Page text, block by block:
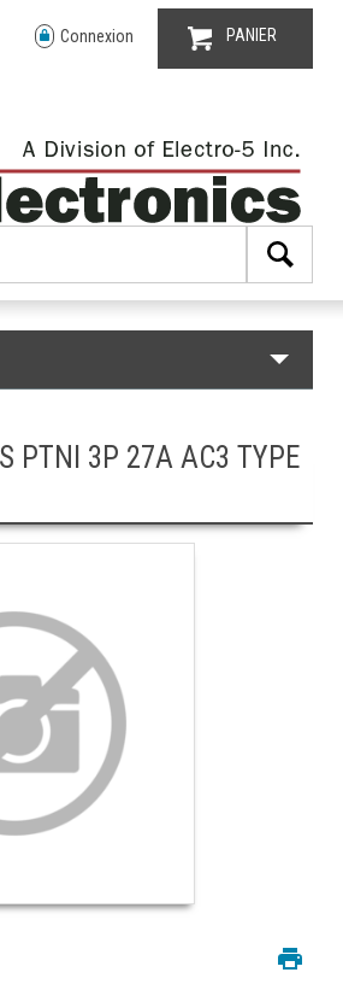
Connexion PANIER
PTNI 3P 27A AC3 TYPE